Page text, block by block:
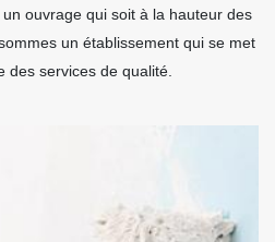
ouvrage qui soit à la hauteur des
un établissement qui se met
des services de qualité.